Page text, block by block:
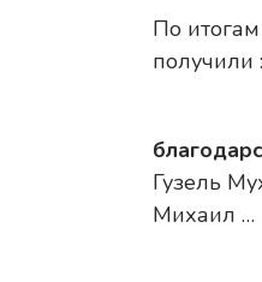
По
получили :
Гузель
Михаил …